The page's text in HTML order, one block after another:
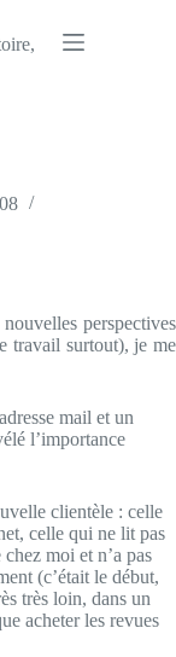
perspectives
travail surtout), je me
mail et un
l’importance
clientèle : celle
celle qui ne lit pas
moi et n’a pas
(c’était le début,
très loin, dans un
acheter les revues